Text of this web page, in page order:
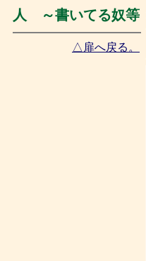
人 ～書いてる奴等
△扉へ戻る。